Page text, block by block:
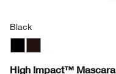
Black
High Impact™ Mascara